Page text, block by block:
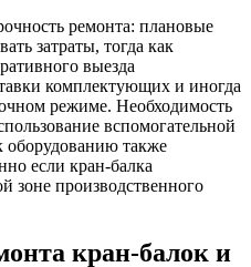
ремонта: плановые
затраты, тогда как
выезда
комплектующих и иногда
режиме. Необходимость
вспомогательной
оборудованию также
если кран-балка
зоне производственного
кран-балок и